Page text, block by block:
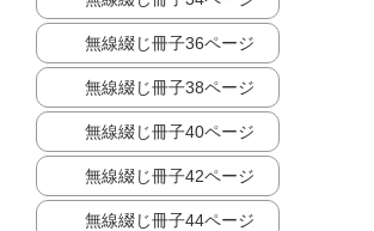
無線綴じ冊子36ページ
無線綴じ冊子38ページ
無線綴じ冊子40ページ
無線綴じ冊子42ページ
無線綴じ冊子44ページ